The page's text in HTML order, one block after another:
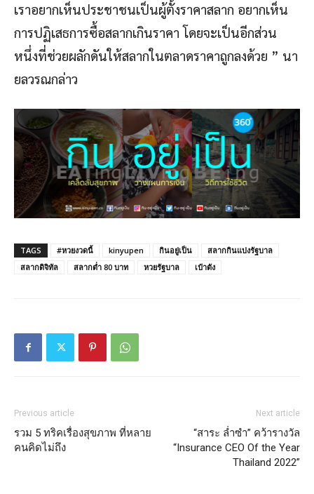
เราอยากเห็นประชาชนเป็นผู้ตั้งราคาสลาก อยากเห็น
การปฏิเสธการซื้อสลากเกินราคา โดยจะเป็นอีกส่วน
หนึ่งที่ช่วยผลักดันให้สลากในตลาดราคาถูกลงด้วย ” นา
ยลวรณกล่าว
TAGS #หวยงวดนี้ kinyupen กินอยู่เป็น
สลากกินแบ่งรัฐบาล
สลากดิจิทัล
สลากต่ำ 80 บาท หวยรัฐบาล เป๋าตัง
Previous article
รวม 5 ทริคเรื่องสุขภาพ ที่หลาย
คนคิดไม่ถึง
Next article
“สาระ ล่ำซำ” คว้ารางวัล
“Insurance CEO Of the Year
Thailand 2022”